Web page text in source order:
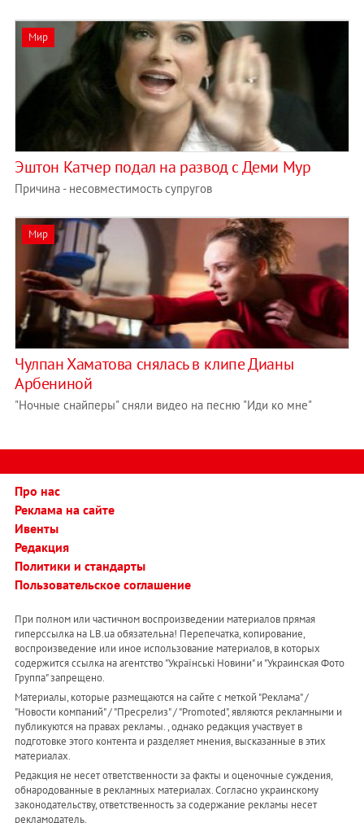
Мир
Эштон Катчер подал на развод с Деми Мур
Причина - несовместимость супругов
Мир
Чулпан Хаматова снялась в клипе Дианы
Арбениной
"Ночные снайперы" сняли видео на песню "Иди ко мне"
Про нас
Реклама на сайте
Ивенты
Редакция
Политики и стандарты
Пользовательское соглашение
При полном или частичном воспроизведении материалов прямая
гиперссылка на LB.ua обязательна! Перепечатка, копирование,
воспроизведение или иное использование материалов, в которых
содержится ссылка на агентство "Українськi Новини" и "Украинская Фото
Группа" запрещено.
Материалы, которые размещаются на сайте с меткой "Реклама" /
"Новости компаний" / "Пресрелиз" / "Promoted", являются рекламными и
публикуются на правах рекламы. , однако редакция участвует в
подготовке этого контента и разделяет мнения, высказанные в этих
материалах.
Редакция не несет ответственности за факты и оценочные суждения,
обнародованные в рекламных материалах. Согласно украинскому
законодательству, ответственность за содержание рекламы несет
рекламодатель.